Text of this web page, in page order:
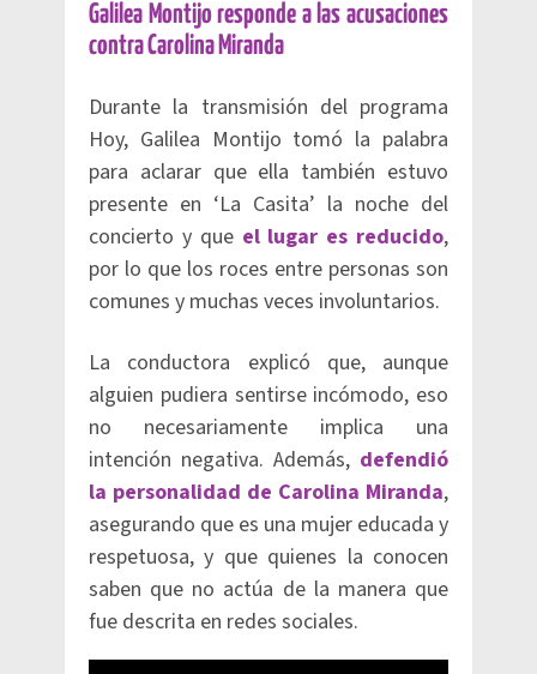
Galilea Montijo responde a las acusaciones
contra Carolina Miranda
Durante la transmisión del programa
Hoy, Galilea Montijo tomó la palabra
para aclarar que ella también estuvo
presente en ‘La Casita’ la noche del
concierto y que el lugar es reducido,
por lo que los roces entre personas son
comunes y muchas veces involuntarios.
La conductora explicó que, aunque
alguien pudiera sentirse incómodo, eso
no necesariamente implica una
intención negativa. Además, defendió
la personalidad de Carolina Miranda,
asegurando que es una mujer educada y
respetuosa, y que quienes la conocen
saben que no actúa de la manera que
fue descrita en redes sociales.